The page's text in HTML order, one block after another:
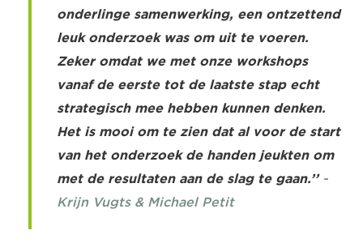
onderlinge samenwerking, een ontzettend
leuk onderzoek was om uit te voeren.
Zeker omdat we met onze workshops
vanaf de eerste tot de laatste stap echt
strategisch mee hebben kunnen denken.
Het is mooi om te zien dat al voor de start
van het onderzoek de handen jeukten om
met de resultaten aan de slag te gaan.’’ -
Krijn Vugts & Michael Petit